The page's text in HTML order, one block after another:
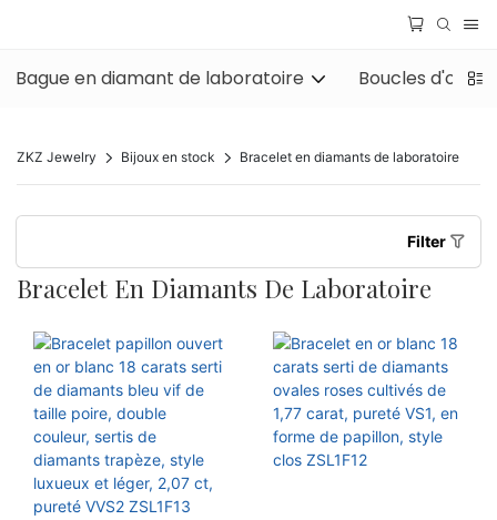
Bague en diamant de laboratoire Boucles
ZKZ Jewelry Bijoux en stock Bracelet en diamants de laboratoire
Filter
Bracelet En Diamants De Laboratoire